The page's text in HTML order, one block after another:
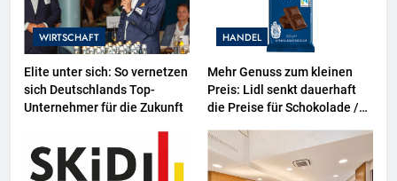
WIRTSCHAFT
Elite unter sich: So vernetzen
sich Deutschlands Top-
Unternehmer für die Zukunft
HANDEL
Mehr Genuss zum kleinen
Preis: Lidl senkt dauerhaft
die Preise für Schokolade /
bis zu 13 Prozent günstiger